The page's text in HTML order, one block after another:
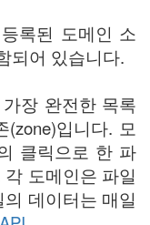
록된 도메인 소
되어 있습니다.
장 완전한 목록
입니다. 모
클릭으로 한 파
도메인은 파일
데이터는 매일